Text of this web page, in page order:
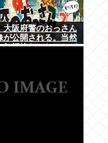
大阪府警のおっさん
が公開される。当然
無抵抗だったことが